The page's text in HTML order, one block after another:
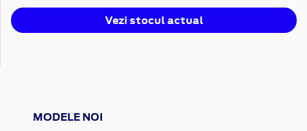
Vezi stocul actual
MODELE NOI